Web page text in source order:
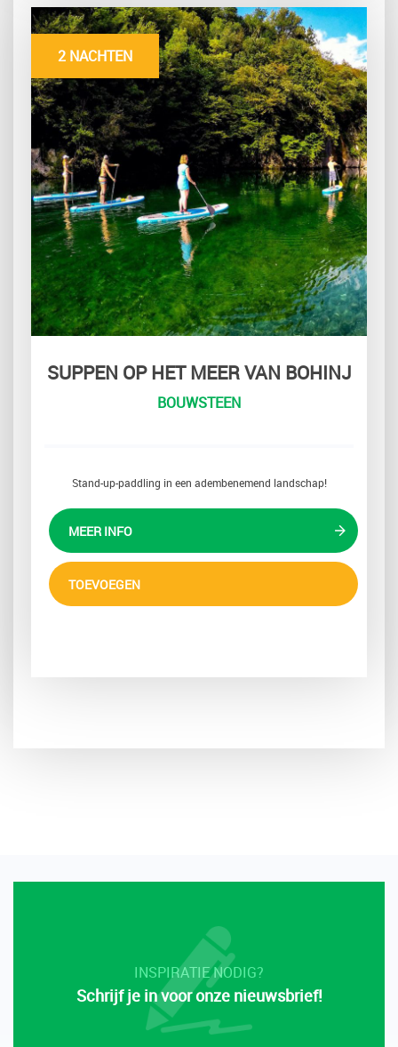
2 NACHTEN
SUPPEN OP HET MEER VAN BOHINJ
BOUWSTEEN
Stand-up-paddling in een adembenemend landschap!
MEER INFO
TOEVOEGEN
INSPIRATIE NODIG?
Schrijf je in voor onze nieuwsbrief!